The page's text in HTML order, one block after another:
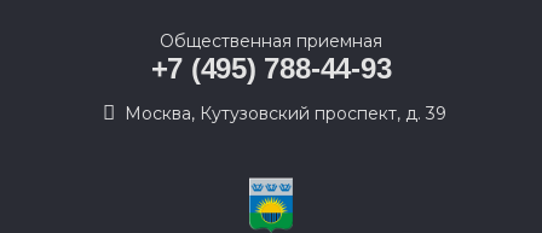
Общественная приемная
+7 (495) 788-44-93
Москва, Кутузовский проспект, д. 39